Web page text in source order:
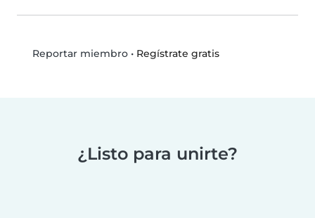
Reportar miembro• Regístrate gratis
¿Listo para unirte?